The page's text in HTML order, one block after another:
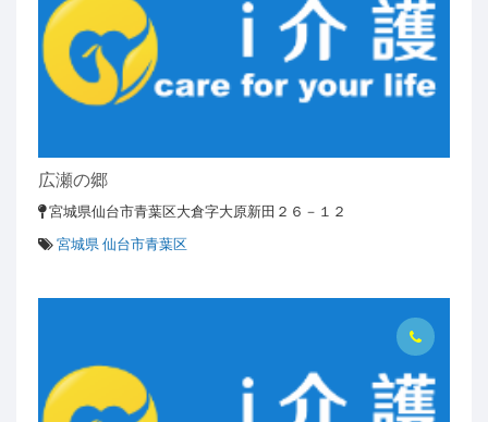
広瀬の郷
宮城県仙台市青葉区大倉字大原新田２６－１２
宮城県 仙台市青葉区